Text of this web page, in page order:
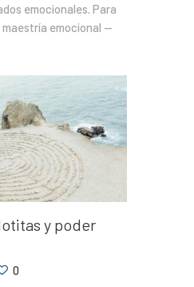
emocionales. Para
emocional —
y poder
0